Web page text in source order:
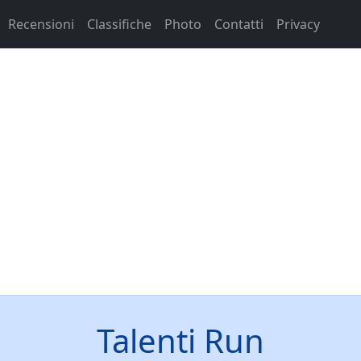
Recensioni Classifiche Photo Contatti Privacy
Talenti Run